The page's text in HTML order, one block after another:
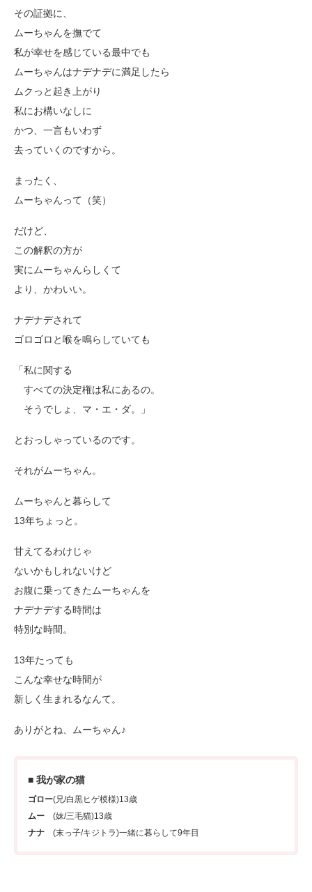
その証拠に、
ムーちゃんを撫でて
私が幸せを感じている最中でも
ムーちゃんはナデナデに満足したら
ムクっと起き上がり
私にお構いなしに
かつ、一言もいわず
去っていくのですから。
まったく、
ムーちゃんって（笑）
だけど、
この解釈の方が
実にムーちゃんらしくて
より、かわいい。
ナデナデされて
ゴロゴロと喉を鳴らしていても
「私に関する
すべての決定権は私にあるの。
そうでしょ、マ・エ・ダ。」
とおっしゃっているのです。
それがムーちゃん。
ムーちゃんと暮らして
13年ちょっと。
甘えてるわけじゃ
ないかもしれないけど
お腹に乗ってきたムーちゃんを
ナデナデする時間は
特別な時間。
13年たっても
こんな幸せな時間が
新しく生まれるなんて。
ありがとね、ムーちゃん♪
■ 我が家の猫
ゴロー(兄/白黒ヒゲ模様)13歳
ムー (妹/三毛猫)13歳
ナナ (末っ子/キジトラ)一緒に暮らして9年目